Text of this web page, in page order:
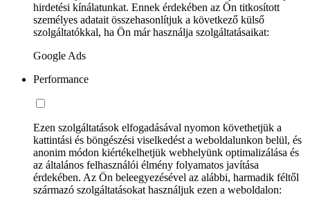
hirdetési kínálatunkat. Ennek érdekében az Ön titkosított
személyes adatait összehasonlítjuk a következő külső
szolgáltatókkal, ha Ön már használja szolgáltatásaikat:
Google Ads
Performance
Ezen szolgáltatások elfogadásával nyomon követhetjük a
kattintási és böngészési viselkedést a weboldalunkon belül, és
anonim módon kiértékelhetjük webhelyünk optimalizálása és
az általános felhasználói élmény folyamatos javítása
érdekében. Az Ön beleegyezésével az alábbi, harmadik féltől
származó szolgáltatásokat használjuk ezen a weboldalon: